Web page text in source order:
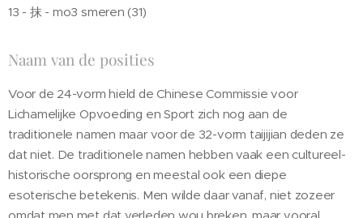
13 - 抹 - mo3 smeren (31)
Naam van de posities
Voor de 24-vorm hield de Chinese Commissie voor
Lichamelijke Opvoeding en Sport zich nog aan de
traditionele namen maar voor de 32-vorm taijijian deden ze
dat niet. De traditionele namen hebben vaak een cultureel-
historische oorsprong en meestal ook een diepe
esoterische betekenis. Men wilde daar vanaf, niet zozeer